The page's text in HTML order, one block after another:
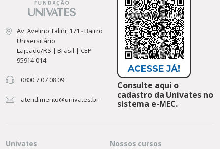
Av. Avelino Talini, 171 - Bairro
Universitário
Lajeado/RS | Brasil | CEP
95914-014
0800 7 07 08 09
atendimento@univates.br
Consulte aqui o
cadastro da Univates no
sistema e-MEC.
Univates Nossos cursos